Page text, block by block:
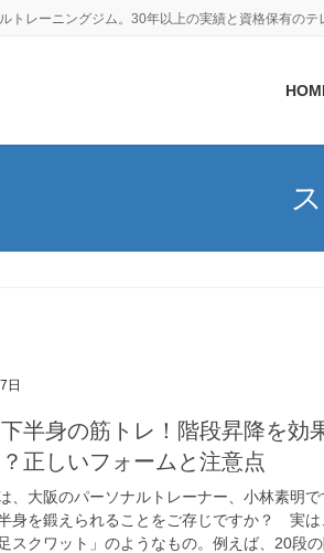
トレーニングジム。30年以上の実績と資格保有の
日
半身の筋トレ！階段昇降を効
？正しいフォームと注意点
、大阪のパーソナルトレーナー、小林素明
身を鍛えられることをご存じですか？ 実
スクワット」のようなもの。例えば、20段